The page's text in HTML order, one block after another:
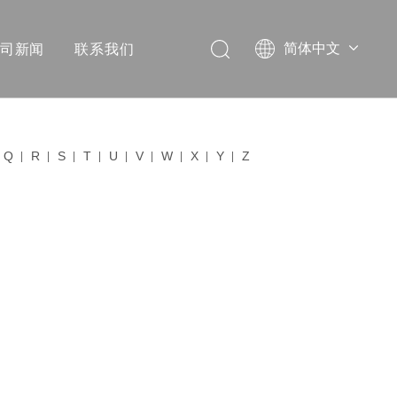
新闻 联系我们 简体中文
Q R S T U V W X Y Z